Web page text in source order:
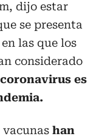
dijo estar
se presenta
las que los
considerado
es
han